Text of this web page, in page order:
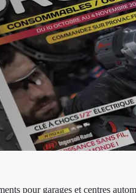
pour garages et centres